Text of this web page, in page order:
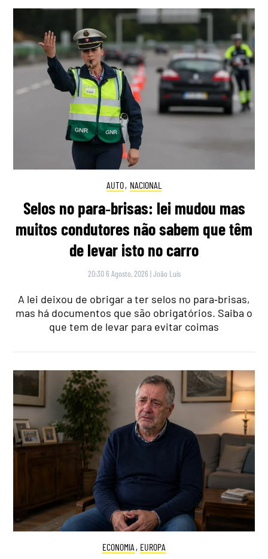
AUTO, NACIONAL
Selos no para‑brisas: lei mudou mas
muitos condutores não sabem que têm
de levar isto no carro
20:30 6 Agosto, 2026 |João Luís
A lei deixou de obrigar a ter selos no para‑brisas,
mas há documentos que são obrigatórios. Saiba o
que tem de levar para evitar coimas
ECONOMIA , EUROPA